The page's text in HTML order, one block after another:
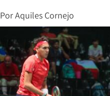
PorAquiles Cornejo